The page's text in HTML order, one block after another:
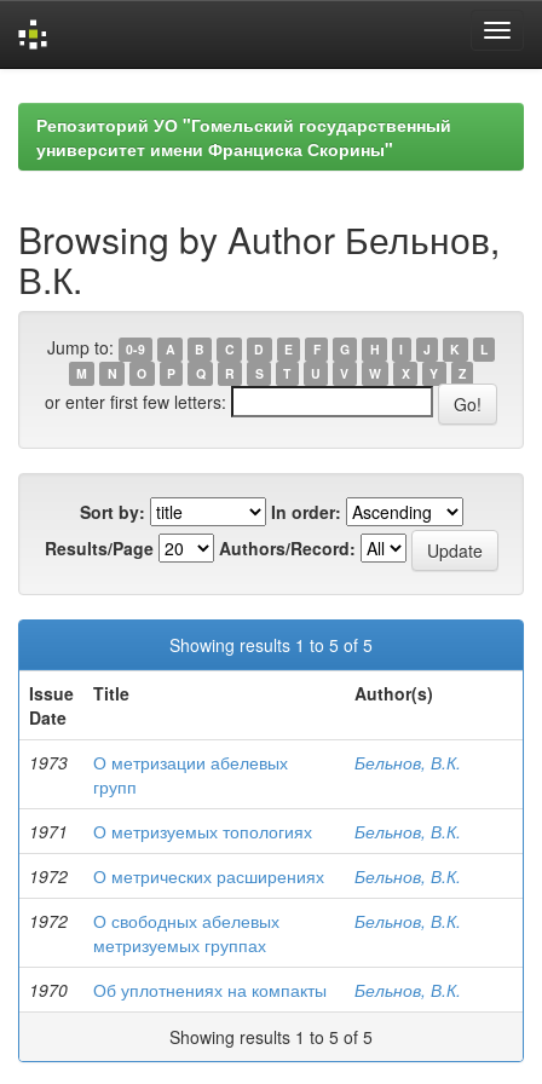
navigationРепозиторий УО "Гомельский государственный
университет имени Франциска Скорины"
Browsing by Author Бельнов,
В.К.
Jump to: 0-9 A B C D E F G H I J K
L
M
N O P Q R S T U V W X Y Z
or enter first few letters:
Sort by:
In order:
Results/Page
Authors/Record:
Showing results 1 to 5 of 5
Issue
Date
Title Author(s)
1973
О метризации абелевых
групп
Бельнов, В.К.
1971 О метризуемых топологиях
Бельнов, В.К.
1972
О метрических расширениях
Бельнов, В.К.
1972
О свободных абелевых
метризуемых группах
Бельнов, В.К.
1970 Об уплотнениях на компакты
Бельнов, В.К.
Showing results 1 to 5 of 5